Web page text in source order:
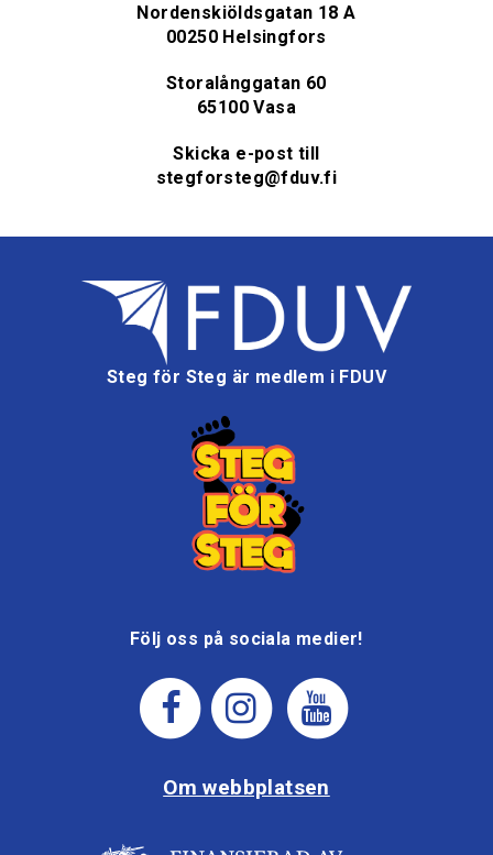
Nordenskiöldsgatan 18 A
00250 Helsingfors
Storalånggatan 60
65100 Vasa
Skicka e-post till
stegforsteg@fduv.fi
Steg för Steg är medlem i FDUV
Följ oss på sociala medier!
Om webbplatsen